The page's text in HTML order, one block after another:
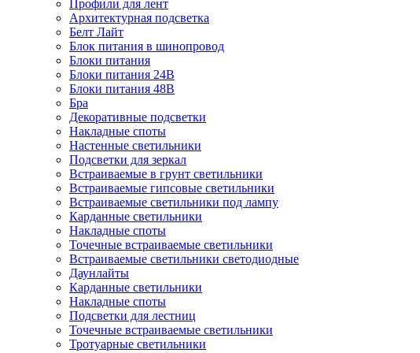
Профили для лент
Архитектурная подсветка
Белт Лайт
Блок питания в шинопровод
Блоки питания
Блоки питания 24В
Блоки питания 48В
Бра
Декоративные подсветки
Накладные споты
Настенные светильники
Подсветки для зеркал
Встраиваемые в грунт светильники
Встраиваемые гипсовые светильники
Встраиваемые светильники под лампу
Карданные светильники
Накладные споты
Точечные встраиваемые светильники
Встраиваемые светильники светодиодные
Даунлайты
Карданные светильники
Накладные споты
Подсветки для лестниц
Точечные встраиваемые светильники
Тротуарные светильники